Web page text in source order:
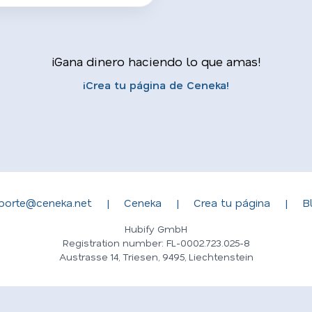
¡Gana dinero haciendo lo que amas!
¡Crea tu página de Ceneka!
| Ceneka | Crea tu página |
Hubify GmbH
Registration number: FL-0002.723.025-8
Austrasse 14, Triesen, 9495, Liechtenstein